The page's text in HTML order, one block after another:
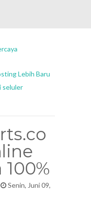
Lebih Baru
seluler
Senin, Juni 09,